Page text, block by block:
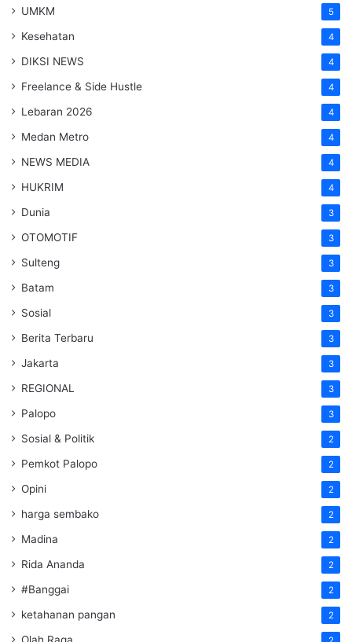
UMKM 5
Kesehatan 4
DIKSI NEWS 4
Freelance & Side Hustle 4
Lebaran 2026 4
Medan Metro 4
NEWS MEDIA 4
HUKRIM 4
Dunia 3
OTOMOTIF 3
Sulteng 3
Batam 3
Sosial 3
Berita Terbaru 3
Jakarta 3
REGIONAL 3
Palopo 3
Sosial & Politik 2
Pemkot Palopo 2
Opini 2
harga sembako 2
Madina 2
Rida Ananda 2
#Banggai 2
ketahanan pangan 2
Olah Raga